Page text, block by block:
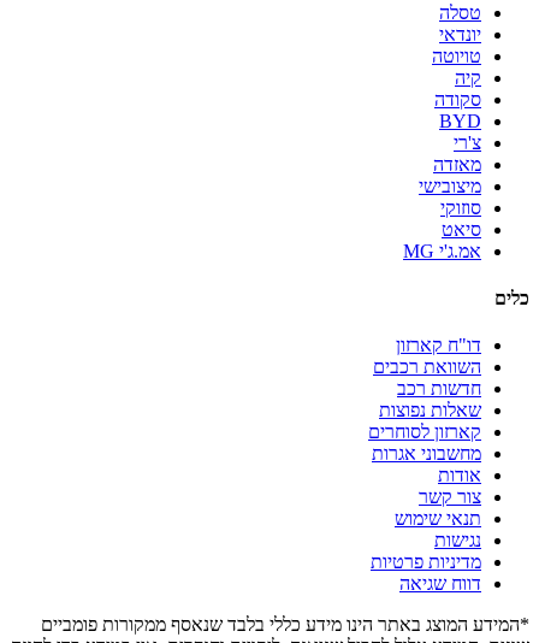
טסלה
יונדאי
טויוטה
קיה
סקודה
BYD
צ'רי
מאזדה
מיצובישי
סוזוקי
סיאט
אמ.ג'י MG
כלים
דו"ח קארזון
השוואת רכבים
חדשות רכב
שאלות נפוצות
קארזון לסוחרים
מחשבוני אגרות
אודות
צור קשר
תנאי שימוש
נגישות
מדיניות פרטיות
דווח שגיאה
*המידע המוצג באתר הינו מידע כללי בלבד שנאסף ממקורות פומביים